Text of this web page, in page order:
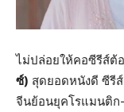
ไม่ปล่อยให้คอซีรีส์ต้
ซ์) สุดยอดหนังดี ซีรี
จีนย้อนยุคโรแมนติก